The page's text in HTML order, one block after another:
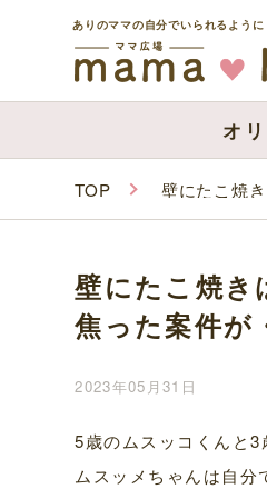
ありのママの自分でいられるよう
オ
TOP 壁にたこ焼
壁にたこ焼き
焦った案件が
2023年05月31日
5歳のムスッコくんと3
ムスッメちゃんは自分